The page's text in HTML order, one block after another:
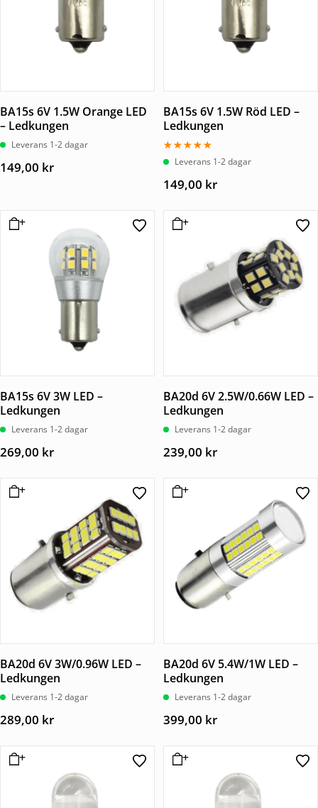
BA15s 6V 1.5W Orange LED
– Ledkungen
Leverans 1-2 dagar
149,00 kr
BA15s 6V 1.5W Röd LED –
Ledkungen
Betygsatt
5.00Leverans 1-2 dagar
149,00 kr
BA15s 6V 3W LED –
Ledkungen
Leverans 1-2 dagar
269,00 kr
BA20d 6V 2.5W/0.66W LED –
Ledkungen
Leverans 1-2 dagar
239,00 kr
BA20d 6V 3W/0.96W LED –
Ledkungen
Leverans 1-2 dagar
289,00 kr
BA20d 6V 5.4W/1W LED –
Ledkungen
Leverans 1-2 dagar
399,00 kr